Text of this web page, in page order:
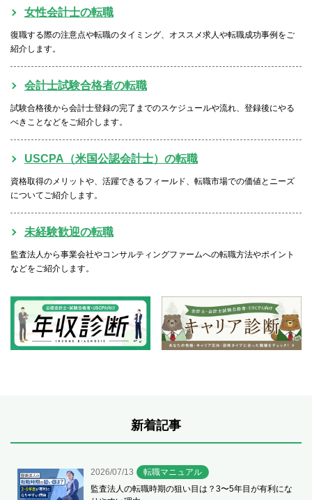
女性会計士の転職
復職する際の注意点や転職のタイミング、オススメ求人や転職成功事例をご
紹介します。
会計士試験合格者の転職
試験合格後から会計士登録の完了までのスケジュールや流れ、登録後にやる
べきことなどをご紹介します。
USCPA（米国公認会計士）の転職
資格取得のメリットや、活躍できるフィールド、転職市場での価値とニーズ
についてご紹介します。
未経験歓迎の転職
監査法人から事業会社やコンサルティングファームへの転職方法やポイント
などをご紹介します。
新着記事
2026/07/13
転職マニュアル
監査法人の転職時期の狙い目は？3〜5年目が有利にな